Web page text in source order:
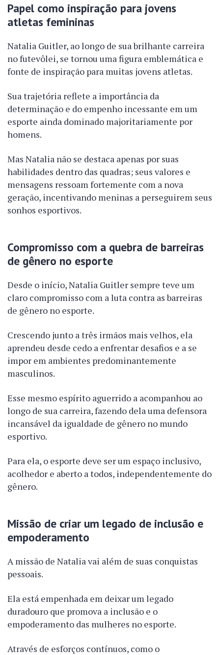
Papel como inspiração para jovens
atletas femininas
Natalia Guitler, ao longo de sua brilhante carreira
no futevôlei, se tornou uma figura emblemática e
fonte de inspiração para muitas jovens atletas.
Sua trajetória reflete a importância da
determinação e do empenho incessante em um
esporte ainda dominado majoritariamente por
homens.
Mas Natalia não se destaca apenas por suas
habilidades dentro das quadras; seus valores e
mensagens ressoam fortemente com a nova
geração, incentivando meninas a perseguirem seus
sonhos esportivos.
Compromisso com a quebra de barreiras
de gênero no esporte
Desde o início, Natalia Guitler sempre teve um
claro compromisso com a luta contra as barreiras
de gênero no esporte.
Crescendo junto a três irmãos mais velhos, ela
aprendeu desde cedo a enfrentar desafios e a se
impor em ambientes predominantemente
masculinos.
Esse mesmo espírito aguerrido a acompanhou ao
longo de sua carreira, fazendo dela uma defensora
incansável da igualdade de gênero no mundo
esportivo.
Para ela, o esporte deve ser um espaço inclusivo,
acolhedor e aberto a todos, independentemente do
gênero.
Missão de criar um legado de inclusão e
empoderamento
A missão de Natalia vai além de suas conquistas
pessoais.
Ela está empenhada em deixar um legado
duradouro que promova a inclusão e o
empoderamento das mulheres no esporte.
Através de esforços contínuos, como o